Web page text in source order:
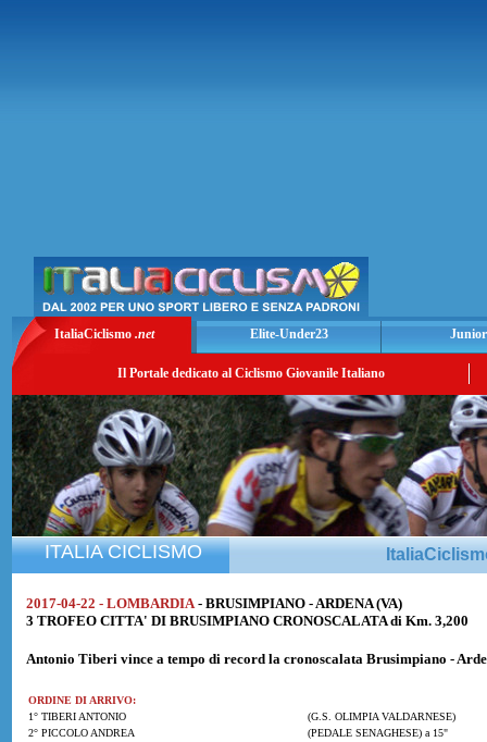
ItaliaCiclismo .net Elite-Under23
Il Portale dedicato al Ciclismo Giovanile Italiano
ITALIA CICLISMO
2017-04-22 - LOMBARDIA - BRUSIMPIANO - ARDENA (VA)
3 TROFEO CITTA' DI BRUSIMPIANO CRONOSCALATA di Km. 3,200
Antonio Tiberi vince a tempo di record la cronoscalata Brusimpiano -
ORDINE DI ARRIVO:
1° TIBERI ANTONIO
(G.S. OLIMPIA VALDARNESE)
2° PICCOLO ANDREA
(PEDALE SENAGHESE) a 15"